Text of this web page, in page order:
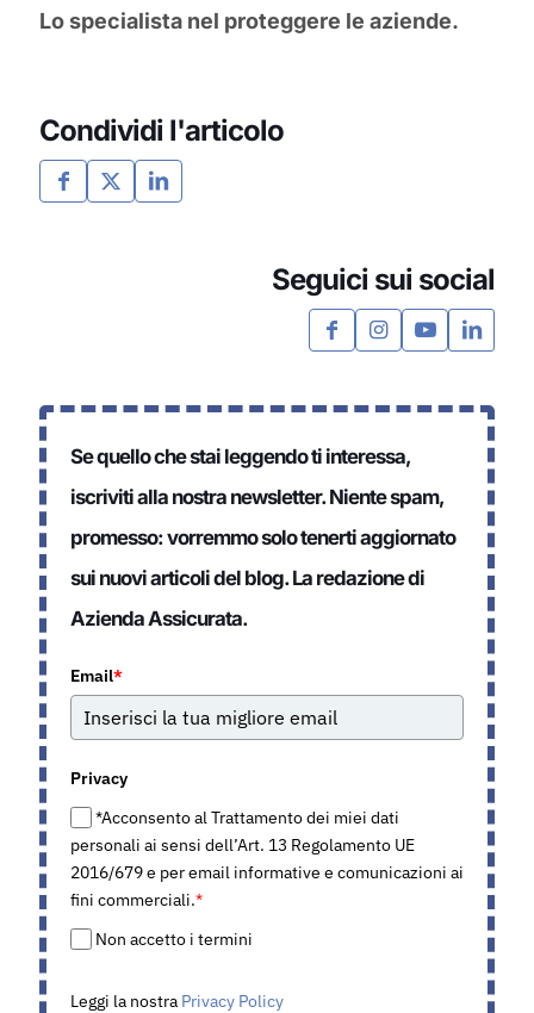
Lo specialista nel proteggere le aziende.
Condividi l'articolo
Seguici sui social
Se quello che stai leggendo ti interessa,
iscriviti alla nostra newsletter. Niente spam,
promesso: vorremmo solo tenerti aggiornato
sui nuovi articoli del blog. La redazione di
Azienda Assicurata.
Email*
Privacy
*Acconsento al Trattamento dei miei dati
personali ai sensi dell’Art. 13 Regolamento UE
2016/679 e per email informative e comunicazioni ai
fini commerciali.*
Non accetto i termini
Leggi la nostra Privacy Policy